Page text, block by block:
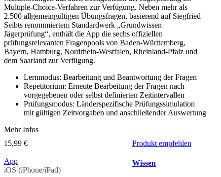
Multiple-Choice-Verfahren zur Verfügung. Neben mehr als
2.500 allgemeingültigen Übungsfragen, basierend auf Siegfried
Seibts renommiertem Standardwerk „Grundwissen
Jägerprüfung“, enthält die App die sechs offiziellen
prüfungsrelevanten Fragenpools von Baden-Württemberg,
Bayern, Hamburg, Nordrhein-Westfalen, Rheinland-Pfalz und
dem Saarland zur Verfügung.
Lernmodus: Bearbeitung und Beantwortung der Fragen
Repetitorium: Erneute Bearbeitung der Fragen nach
vorgegebenen oder selbst definierten Zeitintervallen
Prüfungsmodus: Länderspezifische Prüfungssimulation
mit gültigen Zeitvorgaben und anschließender Auswertung
Mehr Infos
15,99 €
App
iOS (iPhone/iPad)
Produkt empfehlen
Wissen